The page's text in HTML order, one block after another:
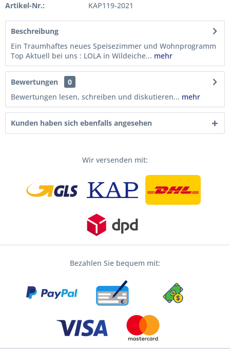
Artikel-Nr.: KAP119-2021
Beschreibung
Ein Traumhaftes neues Speisezimmer und Wohnprogramm
Top Aktuell bei uns : LOLA in Wildeiche... mehr
Bewertungen
0
Bewertungen lesen, schreiben und diskutieren... mehr
Kunden haben sich ebenfalls angesehen
Wir versenden mit:
Bezahlen Sie bequem mit: